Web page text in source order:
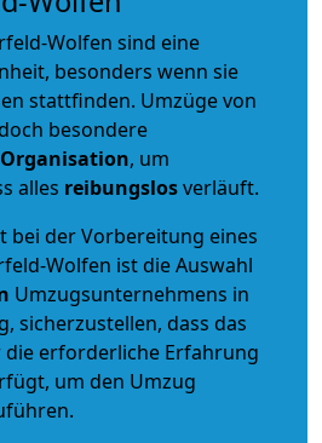
Wolfen sind eine
besonders wenn sie
stattfinden. Umzüge von
besondere
, um
alles reibungslosverläuft.
bei der Vorbereitung eines
Wolfen ist die Auswahl
Umzugsunternehmens in
sicherzustellen, dass das
erforderliche Erfahrung
um den Umzug